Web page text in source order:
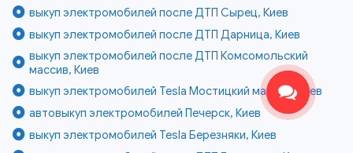
выкуп электромобилей после ДТП Сырец, Киев
выкуп электромобилей после ДТП Дарница, Киев
выкуп электромобилей после ДТП Комсомольский
массив, Киев
выкуп электромобилей Tesla Мостицкий массив, Киев
автовыкуп электромобилей Печерск, Киев
выкуп электромобилей Tesla Березняки, Киев